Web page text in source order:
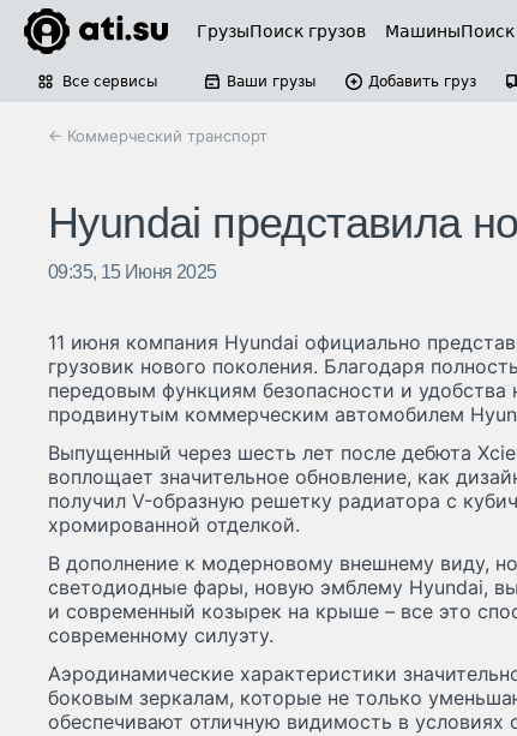
ГрузыПоиск грузов Машины
Все сервисы Ваши грузы Добавить груз
← Коммерческий транспорт
Hyundai представила
09:35, 15 Июня 2025
11 июня компания Hyundai официально
грузовик нового поколения. Благодаря
передовым функциям безопасности и
продвинутым коммерческим автомобилем
Выпущенный через шесть лет после дебюта
воплощает значительное обновление, как
получил V-образную решетку радиатора с
хромированной отделкой.
В дополнение к модерновому внешнему виду,
светодиодные фары, новую эмблему Hyundai,
и современный козырек на крыше – все это
современному силуэту.
Аэродинамические характеристики
боковым зеркалам, которые не только
обеспечивают отличную видимость в